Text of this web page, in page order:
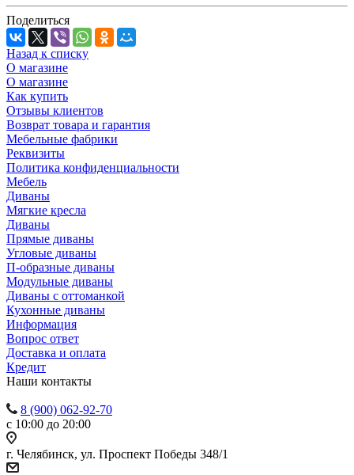
Поделиться
Назад к списку
О магазине
О магазине
Как купить
Отзывы клиентов
Возврат товара и гарантия
Мебельные фабрики
Реквизиты
Политика конфиденциальности
Мебель
Диваны
Мягкие кресла
Диваны
Прямые диваны
Угловые диваны
П-образные диваны
Модульные диваны
Диваны с оттоманкой
Кухонные диваны
Информация
Вопрос ответ
Доставка и оплата
Кредит
Наши контакты
8 (900) 062-92-70
с 10:00 до 20:00
г. Челябинск, ул. Проспект Победы 348/1